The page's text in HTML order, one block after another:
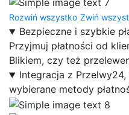
Rozwiń wszystko Zwiń
Bezpieczne i szybkie
Przyjmuj płatności od
Blikiem, czy też
Integracja z Przelwy24,
wybierane metody